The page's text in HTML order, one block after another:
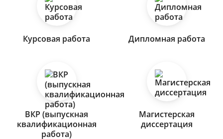
Курсовая работа Дипломная работа
ВКР (выпускная
квалификационная
работа)
Магистерская
диссертация